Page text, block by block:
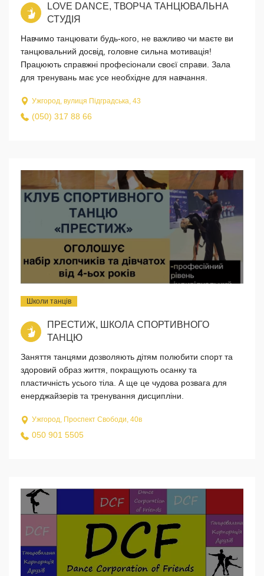
LOVE DANCE, ТВОРЧА ТАНЦЮВАЛЬНА
СТУДІЯ
Навчимо танцювати будь-кого, не важливо чи маєте ви
танцювальний досвід, головне сильна мотивація!
Працюють справжні професіонали своєї справи. Зала
для тренувань має усе необхідне для навчання.
Ужгород, вулиця Підградська, 43
(050) 317 88 66
Школи танців
ПРЕСТИЖ, ШКОЛА СПОРТИВНОГО
ТАНЦЮ
Заняття танцями дозволяють дітям полюбити спорт та
здоровий образ життя, покращують осанку та
пластичність усього тіла. А ще це чудова розвага для
енерджайзерів та тренування дисципліни.
Ужгород, Проспект Свободи, 40в
050 901 5505